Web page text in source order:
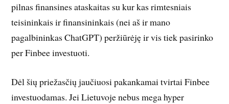
pilnas finansines ataskaitas su kur kas rimtesniais
teisininkais ir finansininkais (nei aš ir mano
pagalbininkas ChatGPT) peržiūrėję ir vis tiek pasirinko
per Finbee investuoti.
Dėl šių priežasčių jaučiuosi pakankamai tvirtai Finbee
investuodamas. Jei Lietuvoje nebus mega hyper